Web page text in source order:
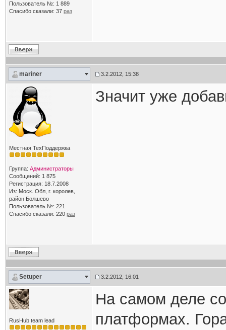
Пользователь №: 1 889
Спасибо сказали: 37 раз
mariner 3.2.2012, 15:38
Местная ТехПоддержка
Группа: Администраторы
Сообщений: 1 875
Регистрация: 18.7.2008
Из: Моск. Обл, г. королев,
район Болшево
Пользователь №: 221
Спасибо сказали: 220 раз
Значит уже
Setuper 3.2.2012, 16:01
RusHub team lead
На самом деле
платформах.